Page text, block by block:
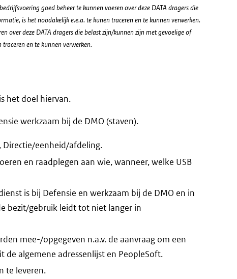
goed beheer te kunnen voeren over deze DATA dragers die
is het noodakelijk e.e.a. te kunen traceren en te kunnen verwerken.
over deze DATA dragers die belast zijn/kunnen zijn met gevoelige of
en te kunnen verwerken.
het doel hiervan.
werkzaam bij de DMO (staven).
Directie/eenheid/afdeling.
en raadplegen aan wie, wanneer, welke USB
is bij Defensie en werkzaam bij de DMO en in
bezit/gebruik leidt tot niet langer in
mee-/opgegeven n.a.v. de aanvraag om een
algemene adressenlijst en PeopleSoft.
te leveren.